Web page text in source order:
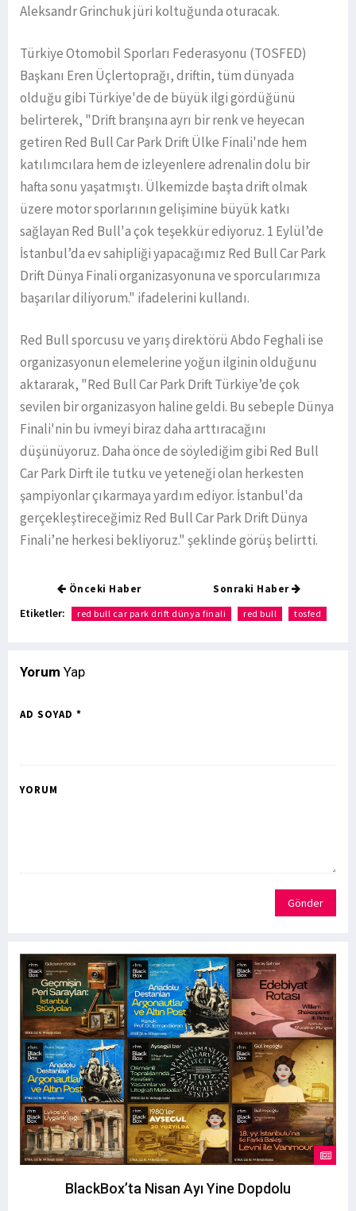
Aleksandr Grinchuk jüri koltuğunda oturacak.
Türkiye Otomobil Sporları Federasyonu (TOSFED)
Başkanı Eren Üçlertoprağı, driftin, tüm dünyada
olduğu gibi Türkiye'de de büyük ilgi gördüğünü
belirterek, "Drift branşına ayrı bir renk ve heyecan
getiren Red Bull Car Park Drift Ülke Finali'nde hem
katılımcılara hem de izleyenlere adrenalin dolu bir
hafta sonu yaşatmıştı. Ülkemizde başta drift olmak
üzere motor sporlarının gelişimine büyük katkı
sağlayan Red Bull'a çok teşekkür ediyoruz. 1 Eylül’de
İstanbul’da ev sahipliği yapacağımız Red Bull Car Park
Drift Dünya Finali organizasyonuna ve sporcularımıza
başarılar diliyorum." ifadelerini kullandı.
Red Bull sporcusu ve yarış direktörü Abdo Feghali ise
organizasyonun elemelerine yoğun ilginin olduğunu
aktararak, "Red Bull Car Park Drift Türkiye’de çok
sevilen bir organizasyon haline geldi. Bu sebeple Dünya
Finali'nin bu ivmeyi biraz daha arttıracağını
düşünüyoruz. Daha önce de söylediğim gibi Red Bull
Car Park Dirft ile tutku ve yeteneği olan herkesten
şampiyonlar çıkarmaya yardım ediyor. İstanbul'da
gerçekleştireceğimiz Red Bull Car Park Drift Dünya
Finali’ne herkesi bekliyoruz." şeklinde görüş belirtti.
Önceki Haber Sonraki Haber
Etiketler: red bull car park drift dünya finali red bull tosfed
Yorum Yap
AD SOYAD *
YORUM
Gönder
BlackBox’ta Nisan Ayı Yine Dopdolu